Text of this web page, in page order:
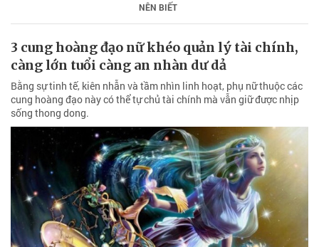
NÊN BIẾT
3 cung hoàng đạo nữ khéo quản lý tài chính,
càng lớn tuổi càng an nhàn dư dả
Bằng sự tinh tế, kiên nhẫn và tầm nhìn linh hoạt, phụ nữ thuộc các
cung hoàng đạo này có thể tự chủ tài chính mà vẫn giữ được nhịp
sống thong dong.